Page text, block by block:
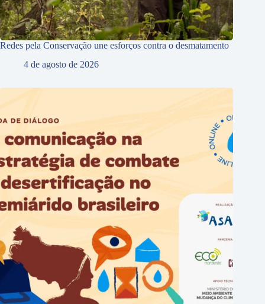
Redes pela Conservação une esforços contra o desmatamento
4 de agosto de 2026